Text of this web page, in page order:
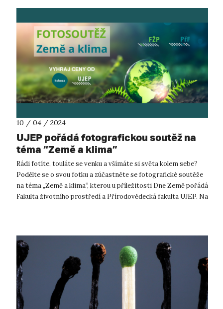
10 / 04 / 2024
UJEP pořádá fotografickou soutěž na
téma “Země a klima”
Rádi fotíte, touláte se venku a všímáte si světa kolem sebe?
Podělte se o svou fotku a zúčastněte se fotografické soutěže
na téma „Země a klima“, kterou u příležitosti Dne Země pořádá
Fakulta životního prostředí a Přírodovědecká fakulta UJEP. Na